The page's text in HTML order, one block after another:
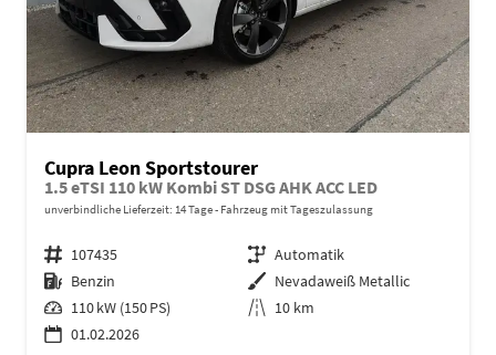
Cupra Leon Sportstourer
1.5 eTSI 110 kW Kombi ST DSG AHK ACC LED
unverbindliche Lieferzeit: 14 Tage Fahrzeug mit Tageszulassung
Fahrzeugnr. 107435 Getriebe Automatik
Kraftstoff Benzin Außenfarbe Nevadaweiß Metallic
Leistung 110 kW (150 PS) Kilometerstand 10 km
01.02.2026